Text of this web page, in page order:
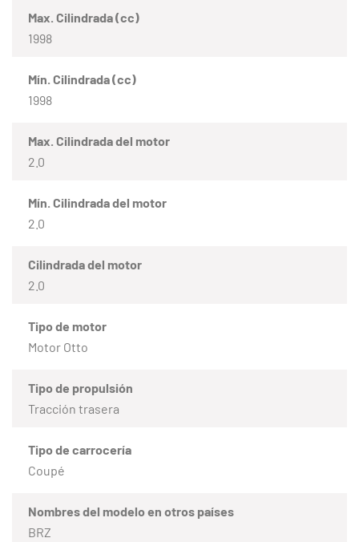
Max. Cilindrada (cc)
1998
Mín. Cilindrada (cc)
1998
Max. Cilindrada del motor
2.0
Mín. Cilindrada del motor
2.0
Cilindrada del motor
2.0
Tipo de motor
Motor Otto
Tipo de propulsión
Tracción trasera
Tipo de carrocería
Coupé
Nombres del modelo en otros países
BRZ